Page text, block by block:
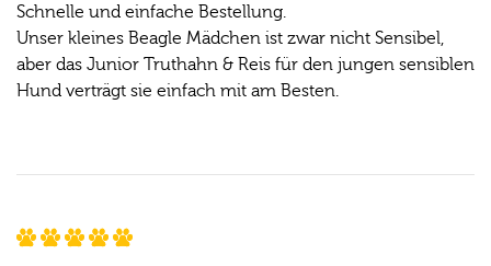
Schnelle und einfache Bestellung.
Unser kleines Beagle Mädchen ist zwar nicht Sensibel,
aber das Junior Truthahn & Reis für den jungen sensiblen
Hund verträgt sie einfach mit am Besten.